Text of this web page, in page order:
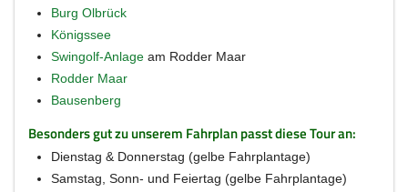
Burg Olbrück
Königssee
Swingolf-Anlage am Rodder Maar
Rodder Maar
Bausenberg
Besonders gut zu unserem Fahrplan passt diese Tour an:
Dienstag & Donnerstag (gelbe Fahrplantage)
Samstag, Sonn- und Feiertag (gelbe Fahrplantage)